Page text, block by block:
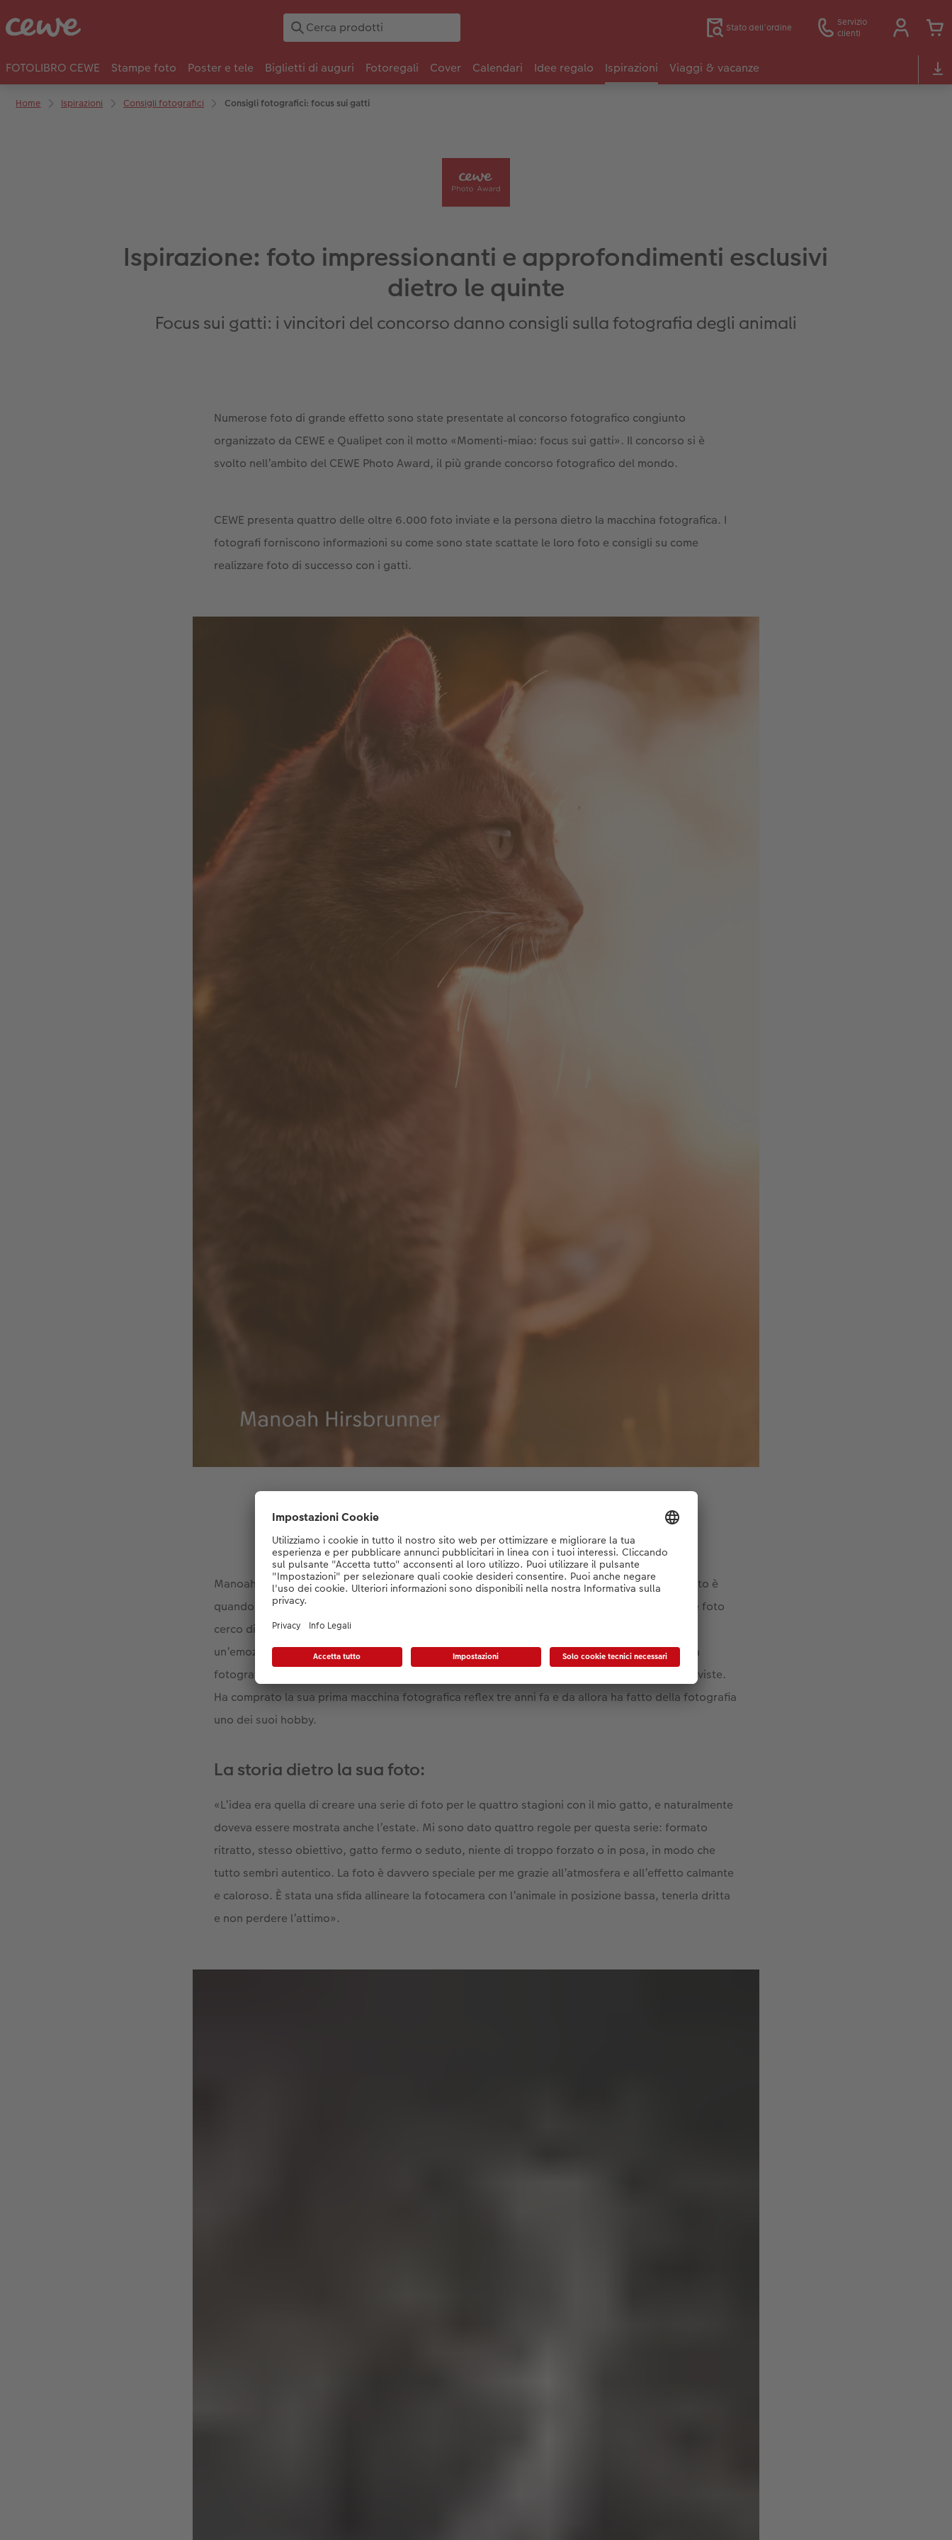
Stato dell’ordine
Servizio
clienti
FOTOLIBRO CEWE Stampe foto Poster e tele Biglietti di auguri Fotoregali Cover Calendari Idee regalo Ispirazioni Viaggi & vacanze
Home Ispirazioni Consigli fotografici Consigli fotografici: focus sui gatti
Ispirazione: foto impressionanti e approfondimenti esclusivi
dietro le quinte
Focus sui gatti: i vincitori del concorso danno consigli sulla fotografia degli animali
Numerose foto di grande effetto sono state presentate al concorso fotografico congiunto
organizzato da CEWE e Qualipet con il motto «Momenti-miao: focus sui gatti». Il concorso si è
svolto nell’ambito del CEWE Photo Award, il più grande concorso fotografico del mondo.
CEWE presenta quattro delle oltre 6.000 foto inviate e la persona dietro la macchina fotografica. I
fotografi forniscono informazioni su come sono state scattate le loro foto e consigli su come
realizzare foto di successo con i gatti.
Manoah Hirsbrunner è un uomo legato alla famiglia: il suo momento preferito per scattare foto è
quando è in giro con i suoi fratelli. Si concentra soprattutto sui momenti speciali: «Con le mie foto
cerco di presentare ciò che viene mostrato come l’ho visto io, oppure cerco di mostrare
un’emozione. Per me è importante prendermi il tempo di cui una foto ha bisogno», spiega. La
fotografia lo ha sempre affascinato, anche perché suo padre era solito scattare foto per le riviste.
Ha comprato la sua prima macchina fotografica reflex tre anni fa e da allora ha fatto della fotografia
uno dei suoi hobby.
La storia dietro la sua foto:
«L’idea era quella di creare una serie di foto per le quattro stagioni con il mio gatto, e naturalmente
doveva essere mostrata anche l’estate. Mi sono dato quattro regole per questa serie: formato
ritratto, stesso obiettivo, gatto fermo o seduto, niente di troppo forzato o in posa, in modo che
tutto sembri autentico. La foto è davvero speciale per me grazie all’atmosfera e all’effetto calmante
e caloroso. È stata una sfida allineare la fotocamera con l’animale in posizione bassa, tenerla dritta
e non perdere l’attimo».